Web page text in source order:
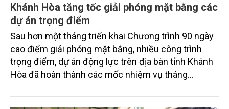
Khánh Hòa tăng tốc giải phóng mặt bằng các
dự án trọng điểm
Sau hơn một tháng triển khai Chương trình 90 ngày
cao điểm giải phóng mặt bằng, nhiều công trình
trọng điểm, dự án động lực trên địa bàn tỉnh Khánh
Hòa đã hoàn thành các mốc nhiệm vụ tháng
vụ tháng 8 và tháng 9 đang được tiếp tục triển khai